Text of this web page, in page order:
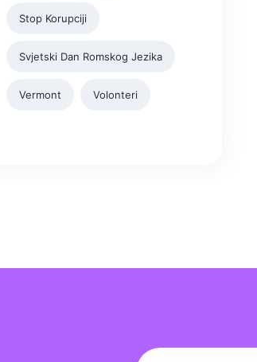
Stop Korupciji
Svjetski Dan Romskog Jezika
Vermont Volonteri